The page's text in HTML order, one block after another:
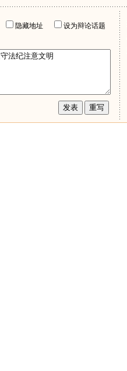
隐藏地址
设为辩论话题